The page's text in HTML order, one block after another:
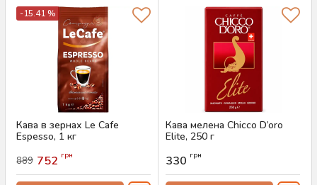
-15.41 %
Кава в зернах Le Cafe
Espesso, 1 кг
889 752 грн
Кава мелена Chicco D’oro
Elite, 250 г
330 грн